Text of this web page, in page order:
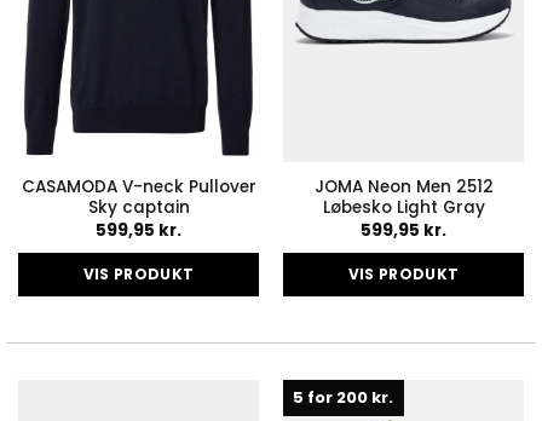
CASAMODA V-neck Pullover
Sky captain
599,95 kr.
VIS PRODUKT
JOMA Neon Men 2512
Løbesko Light Gray
599,95 kr.
VIS PRODUKT
flere
5 for 200 kr.